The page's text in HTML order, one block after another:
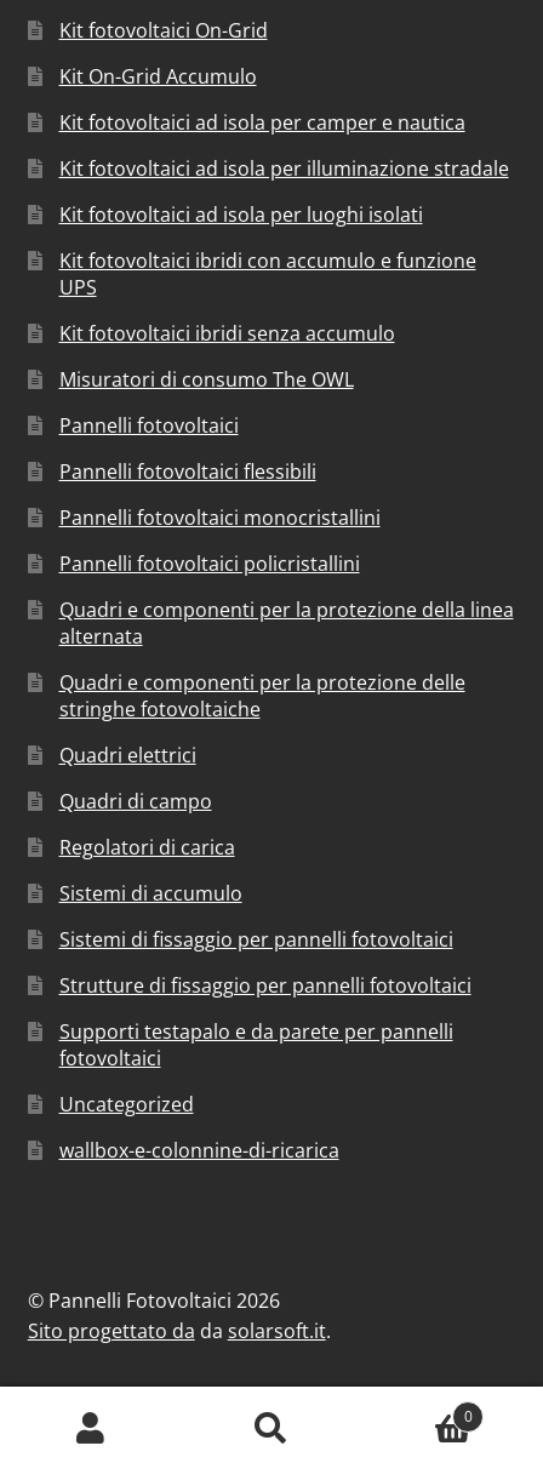
Kit fotovoltaici On-Grid
Kit On-Grid Accumulo
Kit fotovoltaici ad isola per camper e nautica
Kit fotovoltaici ad isola per illuminazione stradale
Kit fotovoltaici ad isola per luoghi isolati
Kit fotovoltaici ibridi con accumulo e funzione
UPS
Kit fotovoltaici ibridi senza accumulo
Misuratori di consumo The OWL
Pannelli fotovoltaici
Pannelli fotovoltaici flessibili
Pannelli fotovoltaici monocristallini
Pannelli fotovoltaici policristallini
Quadri e componenti per la protezione della linea
alternata
Quadri e componenti per la protezione delle
stringhe fotovoltaiche
Quadri elettrici
Quadri di campo
Regolatori di carica
Sistemi di accumulo
Sistemi di fissaggio per pannelli fotovoltaici
Strutture di fissaggio per pannelli fotovoltaici
Supporti testapalo e da parete per pannelli
fotovoltaici
Uncategorized
wallbox-e-colonnine-di-ricarica
© Pannelli Fotovoltaici 2026
Sito progettato da da solarsoft.it.
0